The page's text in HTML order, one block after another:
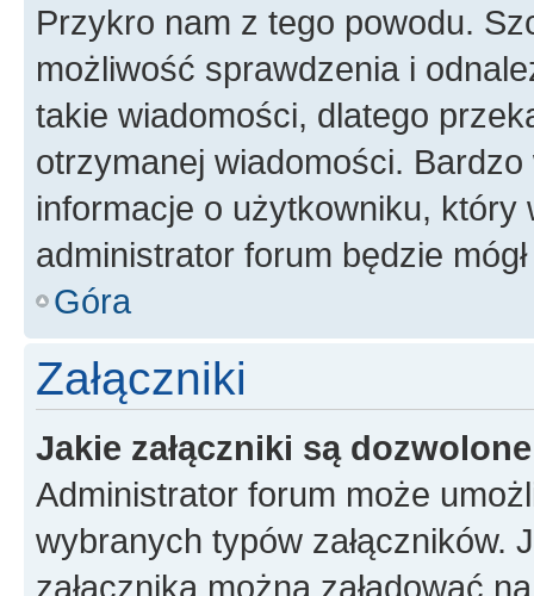
Przykro nam z tego powodu.
możliwość sprawdzenia i
takie wiadomości, dlatego
otrzymanej wiadomości.
informacje o użytkowniku, który
administrator forum będzie
Góra
Załączniki
Jakie załączniki są
Administrator forum może
wybranych typów załączników.
załącznika można załadować